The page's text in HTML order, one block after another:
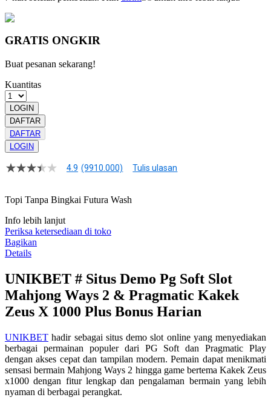
GRATIS ONGKIR
Buat pesanan sekarang!
Kuantitas
LOGIN
DAFTAR
DAFTAR
LOGIN
4.9
bintang,
rating
rata-
rata.
Read
13
Tautan
halaman
yang
sama.
4.9 (9910.000) Tulis ulasan
Topi Tanpa Bingkai Futura Wash
Info lebih lanjut
Periksa ketersediaan di toko
Bagikan
Details
UNIKBET # Situs Demo Pg Soft Slot
Mahjong Ways 2 & Pragmatic Kakek
Zeus X 1000 Plus Bonus Harian
UNIKBET hadir sebagai situs demo slot online yang menyediakan
berbagai permainan populer dari PG Soft dan Pragmatic Play
dengan akses cepat dan tampilan modern. Pemain dapat menikmati
sensasi bermain Mahjong Ways 2 hingga game bertema Kakek Zeus
x1000 dengan fitur lengkap dan pengalaman bermain yang lebih
nyaman di berbagai perangkat.